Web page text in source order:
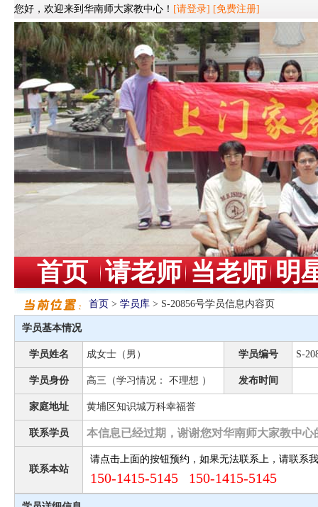
您好，欢迎来到华南师大家教中心！ [请登录] [免费注册]
首页 请老师 当老师 明
首页 > 学员库 > S-20856号学员信息内容页
学员基本情况
学员姓名 成女士（男） 学员编号 S-
学员身份 高三（学习情况： 不理想 ） 发布时间
家庭地址 黄埔区知识城万科幸福誉
联系学员 本信息已经过期，谢谢您对华南师大家教中心
联系本站
请点击上面的按钮预约，如果无法联系上，请联系
150-1415-5145 150-1415-5145